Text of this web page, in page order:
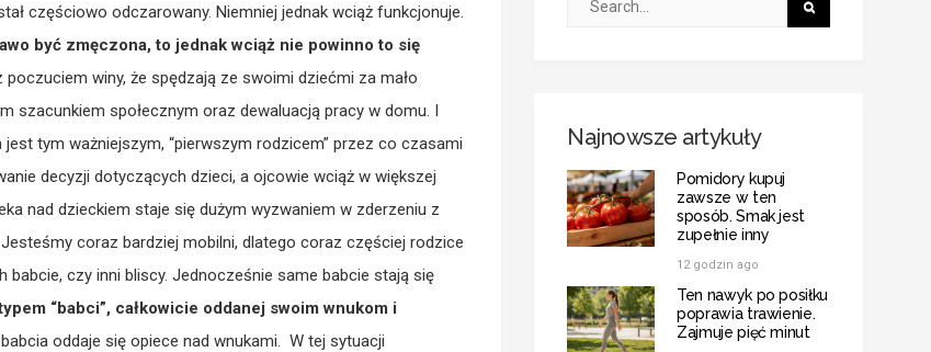
częściowo odczarowany. Niemniej jednak wciąż funkcjonuje.
być zmęczona, to jednak wciąż nie powinno to się
winy, że spędzają ze swoimi dziećmi za mało
szacunkiem społecznym oraz dewaluacją pracy w domu. I
tym ważniejszym, “pierwszym rodzicem” przez co czasami
decyzji dotyczących dzieci, a ojcowie wciąż w większej
nad dzieckiem staje się dużym wyzwaniem w zderzeniu z
coraz bardziej mobilni, dlatego coraz częściej rodzice
czy inni bliscy. Jednocześnie same babcie stają się
“babci”, całkowicie oddanej swoim wnukom i
oddaje się opiece nad wnukami. W tej sytuacji
Najnowsze artykuły
Pomidory kupuj
zawsze w ten
sposób. Smak jest
zupełnie inny
12 godzin ago
Ten nawyk po posiłku
poprawia trawienie.
Zajmuje pięć minut